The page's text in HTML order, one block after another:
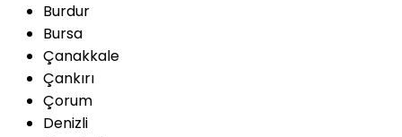
Burdur
Bursa
Çanakkale
Çankırı
Çorum
Denizli